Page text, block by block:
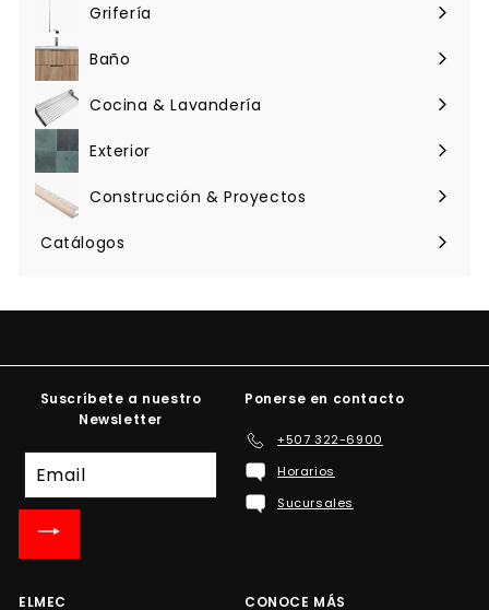
Grifería
Expandir
menú Baño
Expandir
menú Cocina & Lavandería
Expandir
Exterior
Expandir
menú Construcción & Proyectos
Expandir
menú
Catálogos
Suscríbete a nuestro
Newsletter
nuestra
lista
Ponerse en contacto
+507 322-6900
Horarios
Sucursales
ELMEC CONOCE MÁS